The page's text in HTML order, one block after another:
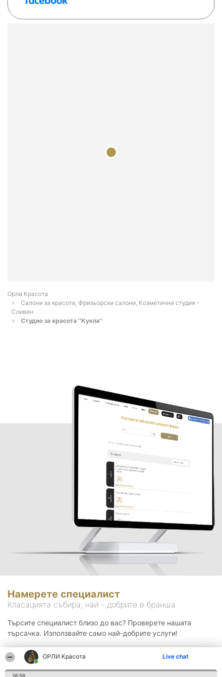
ОРЛИ Красота Live chat
16:56
Орли Красота
Салони за красота, Фризьорски салони, Козметични студия -
Сливен
Студио за красота ''Кукла''
Намерете специалист
Класацията събира, най - добрите в бранша.
Търсите специалист близо до вас? Проверете нашата
търсачка. Използвайте само най-добрите услуги!